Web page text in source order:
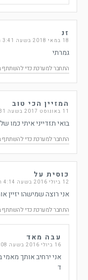
זנ
18 במאי 2018 בשעה 3:41 am
גמרתי
התחבר למערכת כדי להשתתף
המזיין הכי טוב
11 באוגוסט 2017 בשעה 1:31 am
בואי תזדייני איתי
התחבר למערכת כדי להשתתף
כוסית על
12 ביולי 2016 בשעה 4:14 pm
אני רוצה שמישהו יזיין
התחבר למערכת כדי להשתתף
עבה מאד
16 ביולי 2016 בשעה 12:08 am
אני ירחיב אותך מאמי
ד